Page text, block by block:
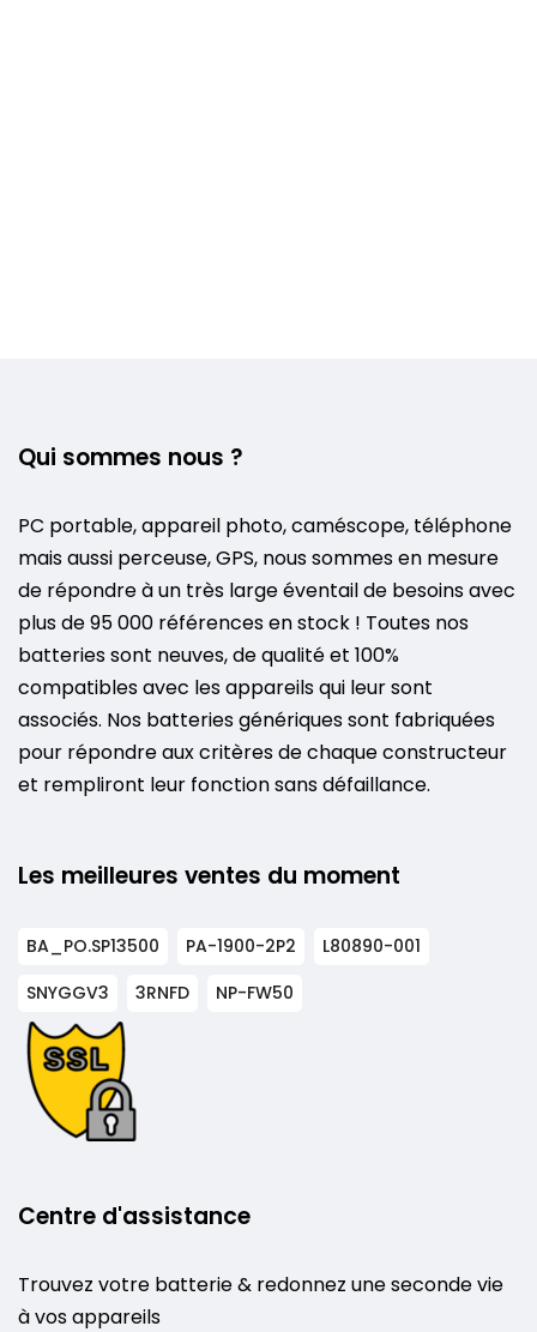
Qui sommes nous ?
PC portable, appareil photo, caméscope, téléphone
mais aussi perceuse, GPS, nous sommes en mesure
de répondre à un très large éventail de besoins avec
plus de 95 000 références en stock ! Toutes nos
batteries sont neuves, de qualité et 100%
compatibles avec les appareils qui leur sont
associés. Nos batteries génériques sont fabriquées
pour répondre aux critères de chaque constructeur
et rempliront leur fonction sans défaillance.
Les meilleures ventes du moment
BA_PO.SP13500 PA-1900-2P2
L80890-001
SNYGGV3
3RNFD NP-FW50
Centre d'assistance
Trouvez votre batterie & redonnez une seconde vie
à vos appareils